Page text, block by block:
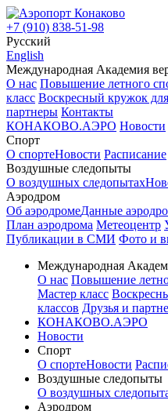
+7 (910) 838-51-98
Русский
English
Международная Академия
О нас Повышение летного
класс Воскресный кружок для
партнеры Контакты
КОНАКОВО.АЭРО Новости
Спорт
О спортеНовости Расписание
Воздушные следопыты
О воздушных следопытах
Аэродром
Об аэродромеДанные
План аэродрома Метеоцентр
Публикации в СМИ Фото и
Международная
О нас Повышение
Мастер класс
классов Друзья и
КОНАКОВО.АЭРО
Новости
Спорт
О спортеНовости
Воздушные следопыты
О воздушных
Аэродром